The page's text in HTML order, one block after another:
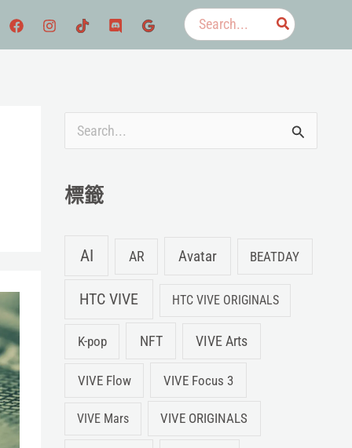
搜
尋：
搜
關
標籤
AI AR Avatar BEATDAY
HTC VIVE HTC VIVE ORIGINALS
K-pop NFT VIVE Arts
VIVE Flow VIVE Focus 3
VIVE Mars VIVE ORIGINALS